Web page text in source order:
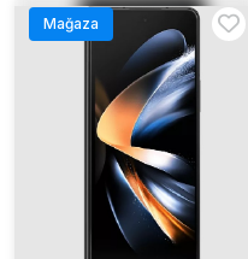
Mağaza